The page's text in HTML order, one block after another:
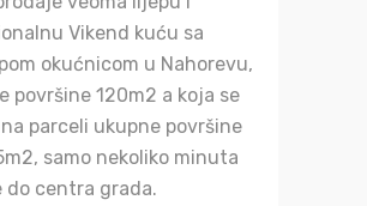
Vikend kuću sa
okućnicom u Nahorevu,
površine 120m2 a koja se
parceli ukupne površine
samo nekoliko minuta
do centra grada.